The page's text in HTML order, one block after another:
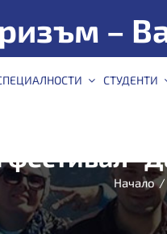
–
СТУДЕНТИ
Начало /